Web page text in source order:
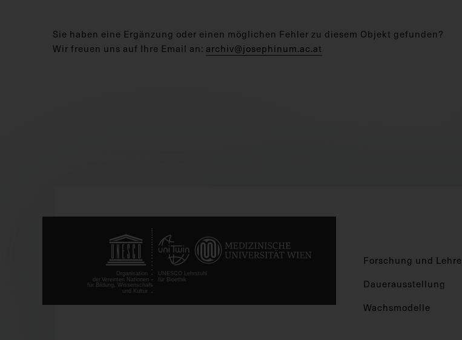
Sie haben eine Ergänzung oder einen möglichen Fehler zu diesem Objekt gefunden?
Wir freuen uns auf Ihre Email an: archiv@josephinum.ac.at
Forschung und Lehre
Dauerausstellung
Wachsmodelle